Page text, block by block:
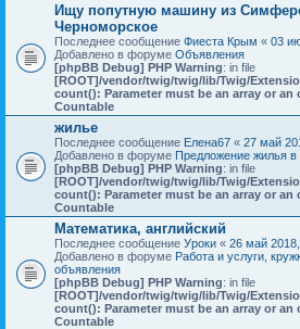
Ищу попутную машину из
Черноморское
Последнее сообщение Фиеста Крым « 03
Добавлено в форуме Объявления
[phpBB Debug] PHP Warning: in file
[ROOT]/vendor/twig/twig/lib/Twig/
count(): Parameter must be an array or
Countable
жилье
Последнее сообщение Елена67 « 27 май
Добавлено в форуме Предложение жилья в
[phpBB Debug] PHP Warning: in file
[ROOT]/vendor/twig/twig/lib/Twig/
count(): Parameter must be an array or
Countable
Математика, английский
Последнее сообщение Уроки « 26 май
Добавлено в форуме Работа и услуги,
объявления
[phpBB Debug] PHP Warning: in file
[ROOT]/vendor/twig/twig/lib/Twig/
count(): Parameter must be an array or
Countable